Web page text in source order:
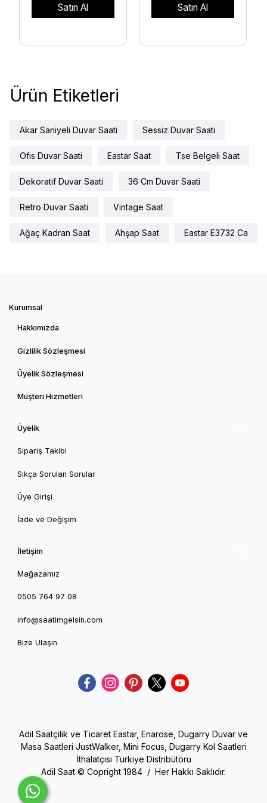
Satın Al Satın Al
Ürün Etiketleri
Akar Saniyeli Duvar Saati Sessiz Duvar Saati
Ofis Duvar Saati Eastar Saat Tse Belgeli Saat
Dekoratif Duvar Saati 36 Cm Duvar Saati
Retro Duvar Saati Vintage Saat
Ağaç Kadran Saat Ahşap Saat Eastar E3732 Ca
Kurumsal
Hakkımızda
Gizlilik Sözleşmesi
Üyelik Sözleşmesi
Müşteri Hizmetleri
Üyelik
Sipariş Takibi
Sıkça Sorulan Sorular
Üye Girişi
İade ve Değişim
İletişim
Mağazamız
0505 764 97 08
info@saatimgelsin.com
Bize Ulaşın
Adil Saatçilik ve Ticaret Eastar, Enarose, Dugarry Duvar ve
Masa Saatleri JustWalker, Mini Focus, Dugarry Kol Saatleri
İthalatçısı Türkiye Distribütörü
Adil Saat © Copright 1984 / Her Hakkı Saklıdır.